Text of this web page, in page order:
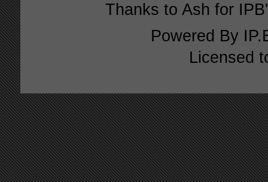
Thanks to Ash for
Powered By
Licensed